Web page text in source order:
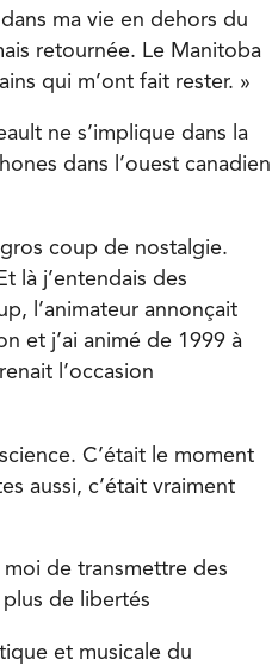
ma vie en dehors du
retournée. Le Manitoba
qui m’ont fait rester. »
ne s’implique dans la
dans l’ouest canadien
gros coup de nostalgie.
là j’entendais des
l’animateur annonçait
et j’ai animé de 1999 à
l’occasion
C’était le moment
aussi, c’était vraiment
de transmettre des
de libertés
et musicale du